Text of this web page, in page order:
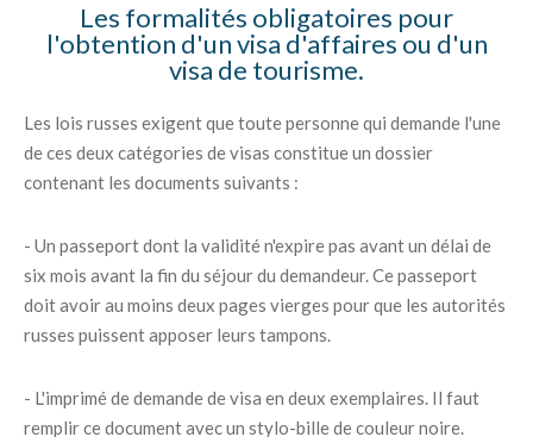
Les formalités obligatoires pour
l'obtention d'un visa d'affaires ou d'un
visa de tourisme.
Les lois russes exigent que toute personne qui demande l'une
de ces deux catégories de visas constitue un dossier
contenant les documents suivants :
- Un passeport dont la validité n'expire pas avant un délai de
six mois avant la fin du séjour du demandeur. Ce passeport
doit avoir au moins deux pages vierges pour que les autorités
russes puissent apposer leurs tampons.
- L'imprimé de demande de visa en deux exemplaires. Il faut
remplir ce document avec un stylo-bille de couleur noire.